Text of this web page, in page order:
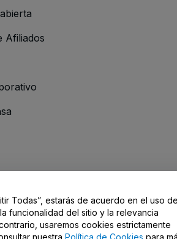
Afiliados
/ Contacto
Todas”, estarás de acuerdo en el uso
funcionalidad del sitio y la relevancia
usaremos cookies estrictamente
nuestra Política de Cookies para